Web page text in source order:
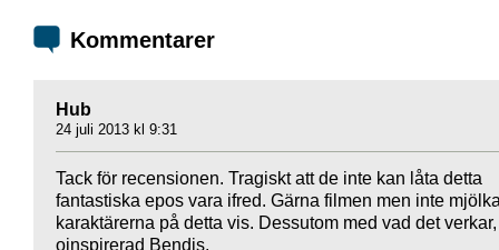
Kommentarer
Hub
24 juli 2013 kl 9:31
Tack för recensionen. Tragiskt att de inte kan låta detta
fantastiska epos vara ifred. Gärna filmen men inte
karaktärerna på detta vis. Dessutom med vad det
oinspirerad Bendis.